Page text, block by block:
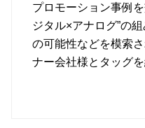
プロモーション事例
ジタル×アナログ”の
の可能性などを模索
ナー会社様とタッグ